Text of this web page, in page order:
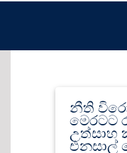
නීති
මෙරටට
උත්සාහ
එනසාල්